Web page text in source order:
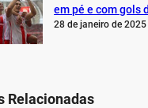
em pé e com gols
28 de janeiro de 2025
Relacionadas